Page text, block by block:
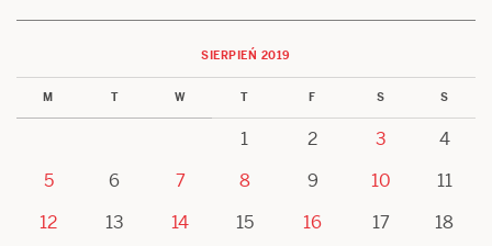
SIERPIEŃ 2019
M T W T F S S
1 2 3
4
5
6 7 8 9 10
11
12
13 14 15 16 17
18